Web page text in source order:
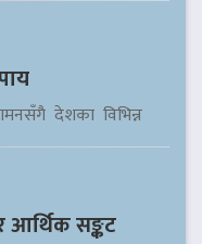
देशका विभिन्न
आर्थिक सङ्कट